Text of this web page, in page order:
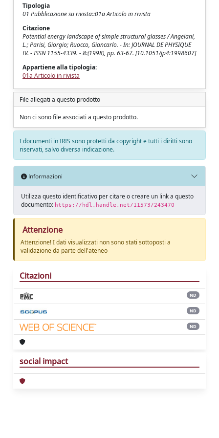
Tipologia
01 Pubblicazione su rivista::01a Articolo in rivista
Citazione
Potential energy landscape of simple structural glasses / Angelani,
L.; Parisi, Giorgio; Ruocco, Giancarlo. - In: JOURNAL DE PHYSIQUE
IV. - ISSN 1155-4339. - 8:(1998), pp. 63-67. [10.1051/jp4:1998607]
Appartiene alla tipologia:
01a Articolo in rivista
File allegati a questo prodotto
Non ci sono file associati a questo prodotto.
I documenti in IRIS sono protetti da copyright e tutti i diritti sono
riservati, salvo diversa indicazione.
Informazioni
Utilizza questo identificativo per citare o creare un link a questo
documento: https://hdl.handle.net/11573/243470
Attenzione
Attenzione! I dati visualizzati non sono stati sottoposti a
validazione da parte dell'ateneo
Citazioni
ND
ND
ND
social impact